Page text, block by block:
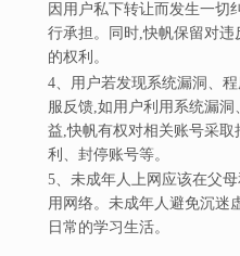
因用户私下转让而发生一切
行承担。同时,快帆保留对
的权利。
4、用户若发现系统漏洞、
服反馈,如用户利用系统漏
益,快帆有权对相关账号采
利、封停账号等。
5、未成年人上网应该在父
用网络。未成年人避免沉迷
日常的学习生活。